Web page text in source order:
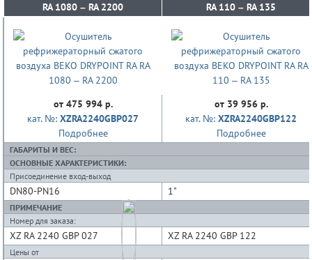
RA 1080 – RA 2200 RA 110 – RA 135
RA 1080 – RA 2200 RA 110 – RA 135
от 475 994 р.
кат. №: XZRA2240GBP027
Подробнее
от 39 956 р.
кат. №: XZRA2240GBP122
Подробнее
ГАБАРИТЫ И ВЕС:
ОСНОВНЫЕ ХАРАКТЕРИСТИКИ:
Присоединение вход-выход
DN80-PN16 1"
ПРИМЕЧАНИЕ
Номер для заказа:
XZ RA 2240 GBP 027 XZ RA 2240 GBP 122
Цены от